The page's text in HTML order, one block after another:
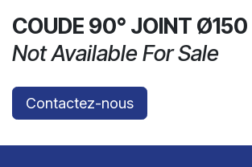
COUDE 90° JOINT Ø150
Not Available For Sale
Contactez-nous